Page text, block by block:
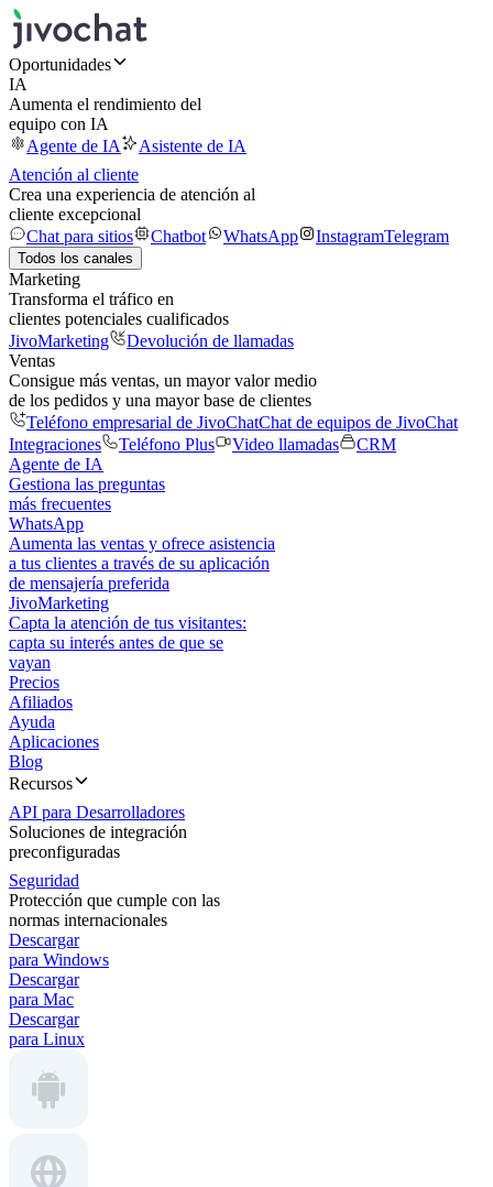
Oportunidades
IA
Aumenta el rendimiento del
equipo con IA
Agente de IA
Asistente de IA
Atención al cliente
Crea una experiencia de atención al
cliente excepcional
Chat para sitios
Chatbot WhatsApp InstagramTelegram
Todos los canales
Marketing
Transforma el tráfico en
clientes potenciales cualificados
JivoMarketing
Devolución de llamadas
Ventas
Consigue más ventas, un mayor valor medio
de los pedidos y una mayor base de clientes
Teléfono empresarial de JivoChatChat de equipos de JivoChat
Integraciones
Teléfono Plus Video llamadas
CRM
Agente de IA
Gestiona las preguntas
más frecuentes
WhatsApp
Aumenta las ventas y ofrece asistencia
a tus clientes a través de su aplicación
de mensajería preferida
JivoMarketing
Capta la atención de tus visitantes:
capta su interés antes de que se
vayan
Precios
Afiliados
Ayuda
Aplicaciones
Blog
Recursos
API para Desarrolladores
Soluciones de integración
preconfiguradas
Seguridad
Protección que cumple con las
normas internacionales
Descargar
para Windows
Descargar
para Mac
Descargar
para Linux